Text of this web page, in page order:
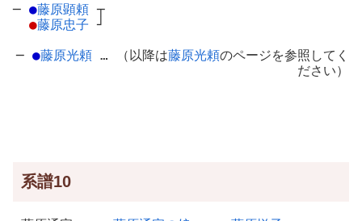
─ ●藤原顕頼 ┬
●藤原忠子 ┘
─ ●藤原光頼 … （以降は藤原光頼のページを参照してく
ださい）
系譜10